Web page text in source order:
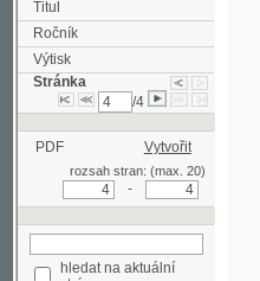
Ročník
Výtisk
Stránka
PDF Vytvořit
rozsah stran: (max. 20)
stránce
Pokročilé vyhledávání